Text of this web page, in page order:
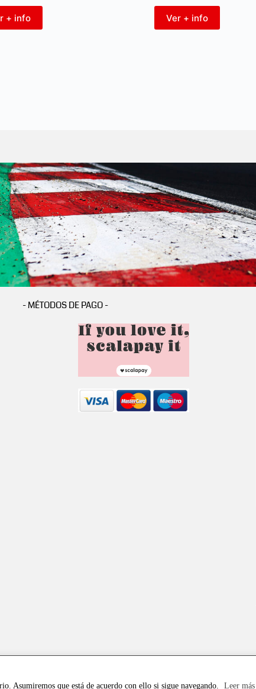
Asumiremos que está de acuerdo con ello si sigue navegando. Leer más
+ info Ver + info
- MÉTODOS DE PAGO -